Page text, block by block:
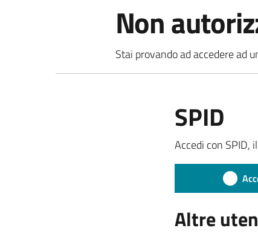
Non
Stai provando ad accedere ad
SPID
Accedi con SPID,
Altre